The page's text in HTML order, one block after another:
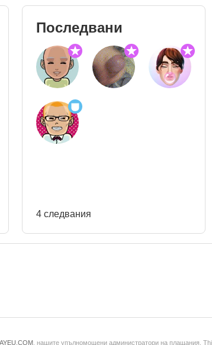
Последвани
4 следвания
, нашите упълномощени администратори на плащания.